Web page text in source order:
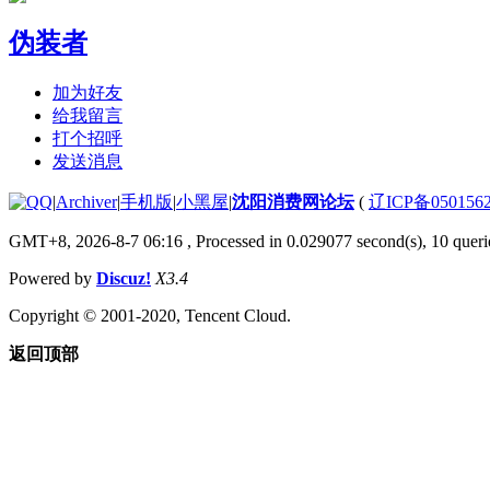
伪装者
加为好友
给我留言
打个招呼
发送消息
|Archiver|手机版|小黑屋|沈阳消费网论坛( 辽ICP备
GMT+8, 2026-8-7 06:16 , Processed in 0.029077 second(s), 10
Powered by Discuz! X3.4
Copyright © 2001-2020, Tencent Cloud.
返回顶部